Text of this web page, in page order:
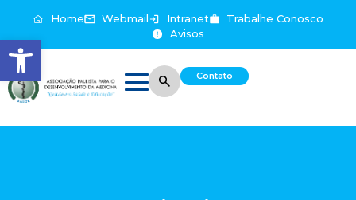
Abrir a barra de ferramentas
Home Webmail Intranet
Trabalhe Conosco
Avisos
Contato